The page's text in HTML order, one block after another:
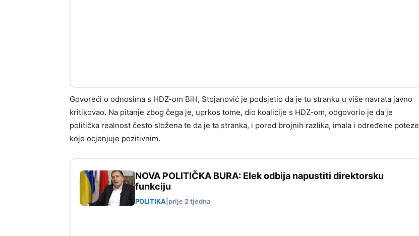
Govoreći o odnosima s HDZ-om BiH, Stojanović je podsjetio da je tu stranku u više navrata javno
kritikovao. Na pitanje zbog čega je, uprkos tome, dio koalicije s HDZ-om, odgovorio je da je
politička realnost često složena te da je ta stranka, i pored brojnih razlika, imala i određene poteze
koje ocjenjuje pozitivnim.
NOVA POLITIČKA BURA: Elek odbija napustiti direktorsku
funkciju
POLITIKA prije 2 tjedna